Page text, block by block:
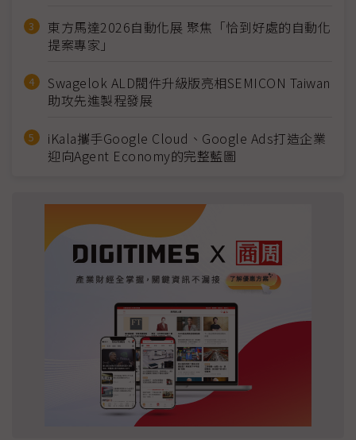
東方馬達2026自動化展 聚焦「恰到好處的自動化
提案專家」
Swagelok ALD閥件升級版亮相SEMICON Taiwan
助攻先進製程發展
iKala攜手Google Cloud、Google Ads打造企業
迎向Agent Economy的完整藍圖